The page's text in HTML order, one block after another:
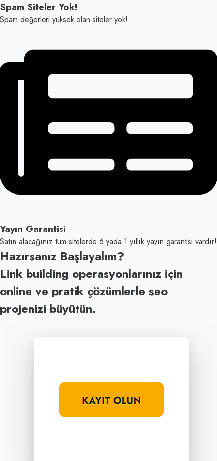
Spam Siteler Yok!
Spam değerleri yüksek olan siteler yok!
Yayın Garantisi
Satın alacağınız tüm sitelerde 6 yada 1 yıllık yayın garantisi vardır!
Hazırsanız Başlayalım?
Link building operasyonlarınız için
online ve pratik çözümlerle seo
projenizi büyütün.